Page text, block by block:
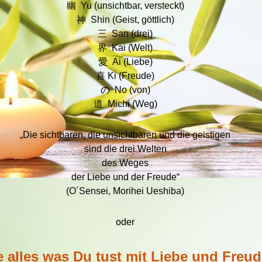
幽 Yu (unsichtbar, versteckt)
神 Shin (Geist, göttlich)
三 San (drei)
界 Kai (Welt)
愛 Ai (Liebe)
喜 Ki (Freude)
の No (von)
道 Michi (Weg)
„Die sichtbaren, die unsichtbaren und die geistigen
sind die drei Welten
des Weges
der Liebe und der Freude“
(O´Sensei, Morihei Ueshiba)
oder
alles was Du tust mit Liebe und